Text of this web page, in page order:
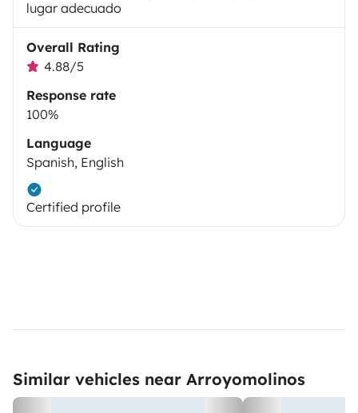
lugar adecuado
Overall Rating
4.88/5
Response rate
100%
Language
Spanish, English
Certified profile
Similar vehicles near Arroyomolinos